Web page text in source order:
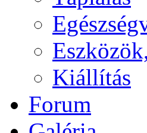
Kiállítás
Forum